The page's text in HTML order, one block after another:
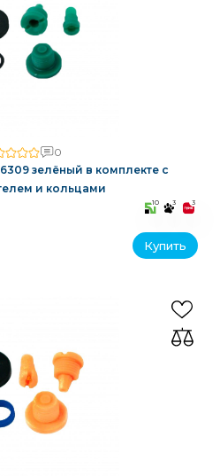
0
зелёный в комплекте с
и кольцами
10 3 3
Купить